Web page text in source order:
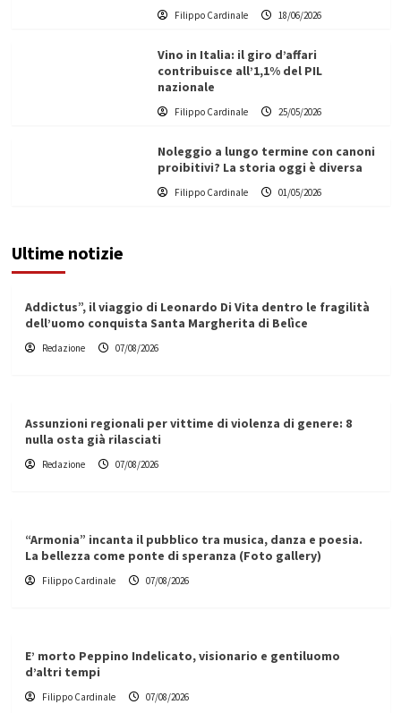
Filippo Cardinale 18/06/2026
Vino in Italia: il giro d’affari
contribuisce all’1,1% del PIL
nazionale
Filippo Cardinale 25/05/2026
Noleggio a lungo termine con canoni
proibitivi? La storia oggi è diversa
Filippo Cardinale 01/05/2026
Ultime notizie
Addictus”, il viaggio di Leonardo Di Vita dentro le fragilità
dell’uomo conquista Santa Margherita di Belìce
Redazione 07/08/2026
Assunzioni regionali per vittime di violenza di genere: 8
nulla osta già rilasciati
Redazione 07/08/2026
“Armonia” incanta il pubblico tra musica, danza e poesia.
La bellezza come ponte di speranza (Foto gallery)
Filippo Cardinale 07/08/2026
E’ morto Peppino Indelicato, visionario e gentiluomo
d’altri tempi
Filippo Cardinale 07/08/2026